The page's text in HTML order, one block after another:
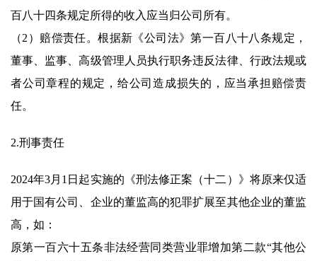
百八十四条规定所得的收入应当归公司所有。
（2）赔偿责任。根据新《公司法》第一百八十八条规定，
董事、监事、高级管理人员执行职务违反法律、行政法规或
者公司章程的规定，给公司造成损失的，应当承担赔偿责
任。
2.刑事责任
2024年3月1日起实施的《刑法修正案（十二）》将原来仅适
用于国有公司、企业的董监高的犯罪扩展至其他企业的董监
高，如：
原第一百六十五条非法经营同类营业罪增加第二款“其他公